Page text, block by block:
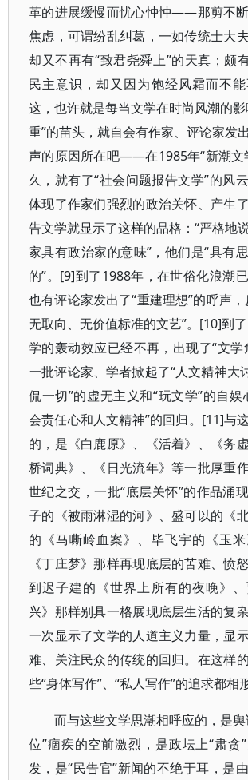
革的进展缓慢而忧心忡忡——那剪不
焦虑，可谓纷乱纠葛，一如传统士大
却又不再有“致君尧舜上”的天真；颇
民主意识，却又因为饱经风霜而不能
这，也许就是每当文学在时尚风潮的
重”的苗头，就自会有作家、评论家发
声的原因所在吧——在1985年“新潮文
久，就有了“社会问题报告文学”的风
体现了作家们强烈的政治关怀、产生
告文学就显示了这样的品格：“严格地
家具有政治家的意味”，他们是“具有
的”。[9]到了1988年，在世俗化浪潮
也有评论家发出了“重建理想”的呼声，
无取向、无价值标准的文艺”。[10]到
学的轰动效应已经不再，出现了“文学
一批评论家、学者掀起了“人文精神大
侃一切”的虚无主义和“玩文学”的自娱
会责任心和人文精神”的回归。[11]与
的，是《白鹿原》、《活着》、《务
桥词典》、《日光流年》等一批厚重
世纪之交，一批“底层关怀”的作品
子的《被雨淋湿的河》、盛可以的《
的《马嘶岭血案》、毕飞宇的《玉
《丁庄梦》那样再现底层的苦难、愤
到迟子建的《世界上所有的夜晚》
兴》那样别具一格展现底层生活的复
一次显示了文学的人道主义力量，显
难、关注民众的传统的回归。在这样
些“身体写作”、“私人写作”的追求都相
而与这些文学思潮相呼应的，是
位”痼疾的空前激烈，是政坛上“肃贪
发，是“民告官”新闻的不绝于耳，是由